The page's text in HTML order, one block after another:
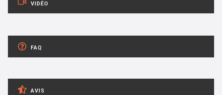
VIDÉO
FAQ
AVIS